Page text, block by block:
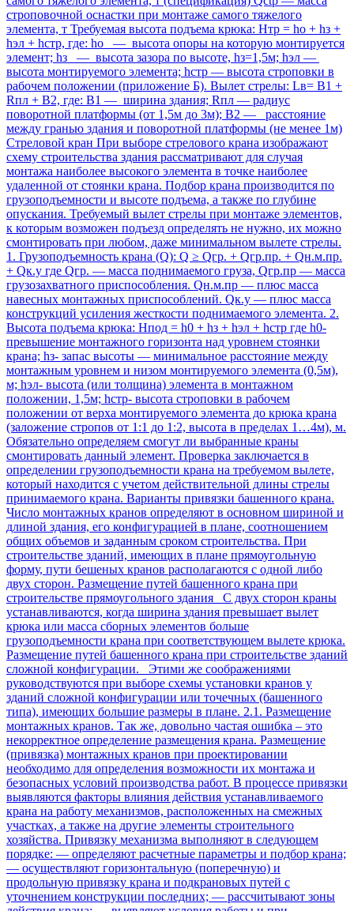
строповочной оснастки при монтаже самого тяжелого
элемента, т Требуемая высота подъема крюка: Нтр = ho + hз +
hэл + hстр, где: ho — высота опоры на которую монтируется
элемент; hз — высота зазора по высоте, hз=1,5м; hэл —
высота монтируемого элемента; hстр — высота строповки в
рабочем положении (приложение Б). Вылет стрелы: Lв= В1 +
Rпл + В2, где: В1 — ширина здания; Rпл — радиус
поворотной платформы (от 1,5м до 3м); В2 — расстояние
между гранью здания и поворотной платформы (не менее 1м)
Стреловой кран При выборе стрелового крана изображают
схему строительства здания рассматривают для случая
монтажа наиболее высокого элемента в точке наиболее
удаленной от стоянки крана. Подбор крана производится по
грузоподъемности и высоте подъема, а также по глубине
опускания. Требуемый вылет стрелы при монтаже элементов,
к которым возможен подъезд определять не нужно, их можно
смонтировать при любом, даже минимальном вылете стрелы.
1. Грузоподъемность крана (Q): Q ≥ Qгр. + Qгр.пр. + Qн.м.пр.
+ Qк.у где Qгр. — масса поднимаемого груза, Qгр.пр — масса
грузозахватного приспособления. Qн.м.пр — плюс масса
навесных монтажных приспособлений. Qк.у — плюс масса
конструкций усиления жесткости поднимаемого элемента. 2.
Высота подъема крюка: Hпод = h0 + hз + hэл + hстр где h0-
превышение монтажного горизонта над уровнем стоянки
крана; hз- запас высоты — минимальное расстояние между
монтажным уровнем и низом монтируемого элемента (0,5м),
м; hэл- высота (или толщина) элемента в монтажном
положении, 1,5м; hстр- высота строповки в рабочем
положении от верха монтируемого элемента до крюка крана
(заложение стропов от 1:1 до 1:2, высота в пределах 1…4м), м.
Обязательно определяем смогут ли выбранные краны
смонтировать данный элемент. Проверка заключается в
определении грузоподъемности крана на требуемом вылете,
который находится с учетом действительной длины стрелы
принимаемого крана. Варианты привязки башенного крана.
Число монтажных кранов определяют в основном шириной и
длиной здания, его конфигурацией в плане, соотношением
общих объемов и заданным сроком строительства. При
строительстве зданий, имеющих в плане прямоугольную
форму, пути бешеных кранов располагаются с одной либо
двух сторон. Размещение путей башенного крана при
строительстве прямоугольного здания С двух сторон краны
устанавливаются, когда ширина здания превышает вылет
крюка или масса сборных элементов больше
грузоподъемности крана при соответствующем вылете крюка.
Размещение путей башенного крана при строительстве зданий
сложной конфигурации. Этими же соображениями
руководствуются при выборе схемы установки кранов у
зданий сложной конфигурации или точечных (башенного
типа), имеющих большие размеры в плане. 2.1. Размещение
монтажных кранов. Так же, довольно частая ошибка – это
некорректное определение размещения крана. Размещение
(привязка) монтажных кранов при проектировании
необходимо для определения возможности их монтажа и
безопасных условий производства работ. В процессе привязки
выявляются факторы влияния действия устанавливаемого
крана на работу механизмов, расположенных на смежных
участках, а также на другие элементы строительного
хозяйства. Привязку механизма выполняют в следующем
порядке: — определяют расчетные параметры и подбор крана;
— осуществляют горизонтальную (поперечную) и
продольную привязку крана и подкрановых путей с
уточнением конструкции последних; — рассчитывают зоны